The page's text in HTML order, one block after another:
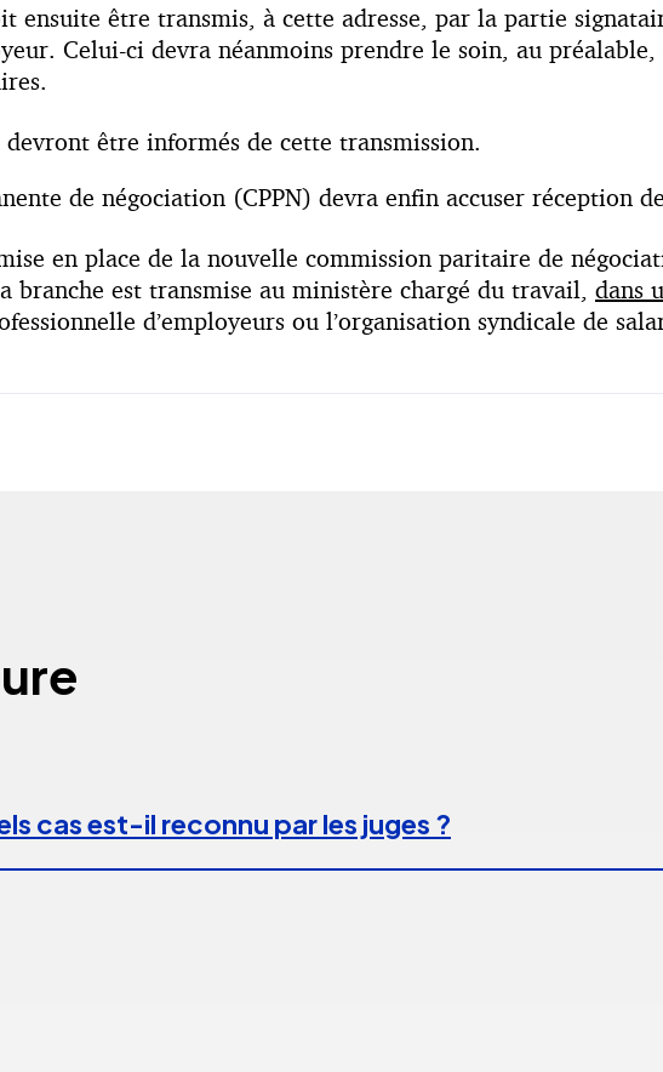
ensuite être transmis, à cette adresse, par la partie
Celui-ci devra néanmoins prendre le soin, au
devront être informés de cette transmission.
de négociation (CPPN) devra enfin accuser réception
en place de la nouvelle commission paritaire de
branche est transmise au ministère chargé du travail, dans
d’employeurs ou l’organisation syndicale de
cas est-il reconnu par les juges ?